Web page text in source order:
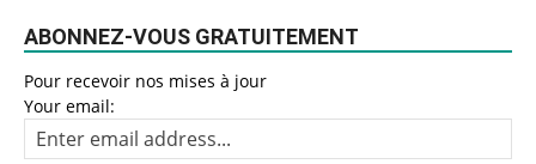
ABONNEZ-VOUS GRATUITEMENT
Pour recevoir nos mises à jour
Your email: